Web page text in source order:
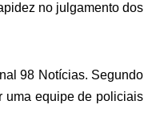
no julgamento dos
98 Notícias. Segundo
uma equipe de policiais